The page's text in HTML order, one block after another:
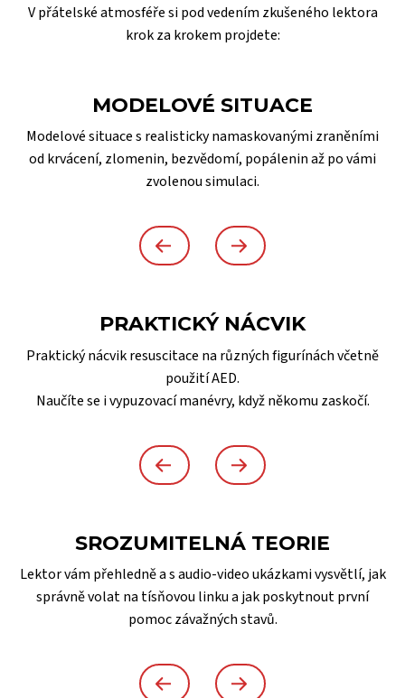
V přátelské atmosféře si pod vedením zkušeného lektora
krok za krokem projdete:
MODELOVÉ SITUACE
Modelové situace s realisticky namaskovanými zraněními
od krvácení, zlomenin, bezvědomí, popálenin až po vámi
zvolenou simulaci.
PRAKTICKÝ NÁCVIK
Praktický nácvik resuscitace na různých figurínách včetně
použití AED.
Naučíte se i vypuzovací manévry, když někomu zaskočí.
SROZUMITELNÁ TEORIE
Lektor vám přehledně a s audio-video ukázkami vysvětlí, jak
správně volat na tísňovou linku a jak poskytnout první
pomoc závažných stavů.